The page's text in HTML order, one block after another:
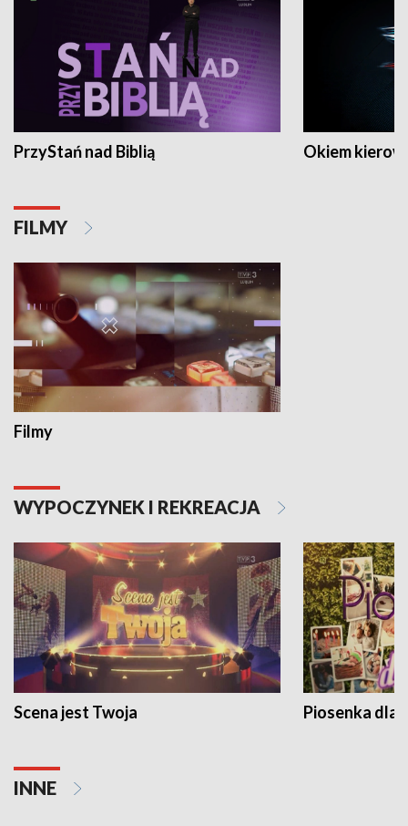
PrzyStań nad Biblią Okiem
FILMY
Filmy
WYPOCZYNEK I REKREACJA
Scena jest Twoja Piosenka dla
INNE